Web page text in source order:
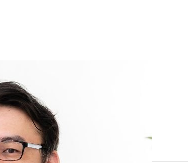
SAGAWA HIDEO
理学部 宇宙物理・気象学科 教授
学位
博士（理学）